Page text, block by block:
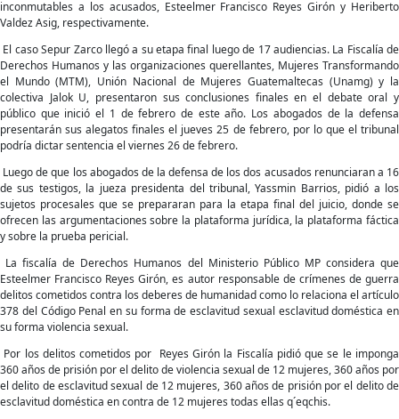
inconmutables a los acusados, Esteelmer Francisco Reyes Girón y Heriberto
Valdez Asig, respectivamente.
El caso Sepur Zarco llegó a su etapa final luego de 17 audiencias. La Fiscalía de
Derechos Humanos y las organizaciones querellantes, Mujeres Transformando
el Mundo (MTM), Unión Nacional de Mujeres Guatemaltecas (Unamg) y la
colectiva Jalok U, presentaron sus conclusiones finales en el debate oral y
público que inició el 1 de febrero de este año. Los abogados de la defensa
presentarán sus alegatos finales el jueves 25 de febrero, por lo que el tribunal
podría dictar sentencia el viernes 26 de febrero.
Luego de que los abogados de la defensa de los dos acusados renunciaran a 16
de sus testigos, la jueza presidenta del tribunal, Yassmin Barrios, pidió a los
sujetos procesales que se prepararan para la etapa final del juicio, donde se
ofrecen las argumentaciones sobre la plataforma jurídica, la plataforma fáctica
y sobre la prueba pericial.
La fiscalía de Derechos Humanos del Ministerio Público MP considera que
Esteelmer Francisco Reyes Girón, es autor responsable de crímenes de guerra
delitos cometidos contra los deberes de humanidad como lo relaciona el artículo
378 del Código Penal en su forma de esclavitud sexual esclavitud doméstica en
su forma violencia sexual.
Por los delitos cometidos por Reyes Girón la Fiscalía pidió que se le imponga
360 años de prisión por el delito de violencia sexual de 12 mujeres, 360 años por
el delito de esclavitud sexual de 12 mujeres, 360 años de prisión por el delito de
esclavitud doméstica en contra de 12 mujeres todas ellas q´eqchis.